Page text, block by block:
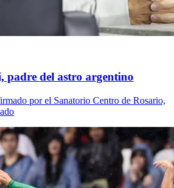
padre del astro argentino
por el Sanatorio Centro de Rosario,